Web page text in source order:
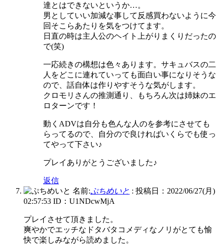
達とはできないというか…。
男としていい加減な事して反感買わないように今
回そこらあたりを気をつけてます。
日直の時は主人公のヘイト上がりまくりだったの
で(笑)
一応続きの構想は色々あります。サキュバスの二
人をどこに連れていっても面白い事になりそうな
ので、話自体は作りやすそうな気がします。
クロモリさんの推測通り、もちろん次は姉妹のエ
ロターンです！
動くADVは自分も色んな人のを参考にさせても
らってるので、自分ので良ければいくらでも使っ
てやって下さい♪
プレイありがとうございました♪
返信
名前:ぷちめいと : 投稿日：2022/06/27(月)
02:57:53 ID：U1NDcwMjA
プレイさせて頂きました。
爽やかでエッチなドタバタコメディなノリがとても愉
快で楽しみながら読めました。